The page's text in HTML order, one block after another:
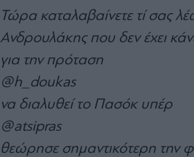
Τώρα καταλαβαίνετε τί σας
Ανδρουλάκης που δεν έχει
για την πρόταση
@h_doukas
να διαλυθεί το Πασόκ υπέρ
@atsipras
θεώρησε σημαντικότερη την